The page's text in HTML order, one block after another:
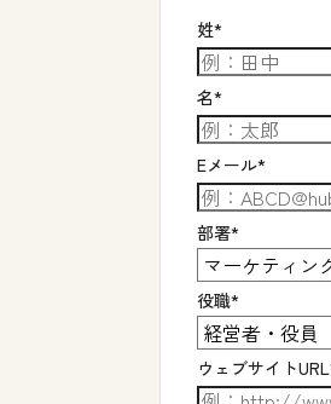
姓*
名*
Eメール*
部署*
役職*
ウェブサイトURL